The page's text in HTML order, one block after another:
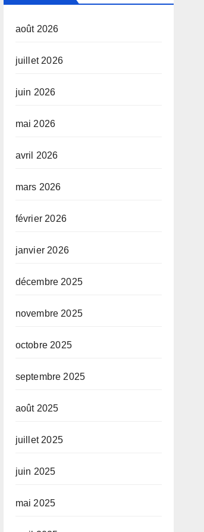
août 2026
juillet 2026
juin 2026
mai 2026
avril 2026
mars 2026
février 2026
janvier 2026
décembre 2025
novembre 2025
octobre 2025
septembre 2025
août 2025
juillet 2025
juin 2025
mai 2025